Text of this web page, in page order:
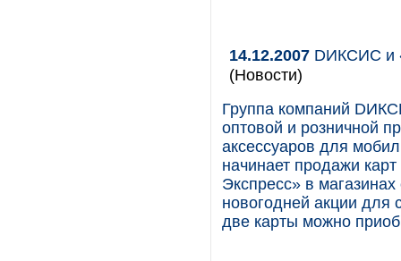
14.12.2007 DИКСИС и
(Новости)
Группа компаний
оптовой и розничной
аксессуаров для
начинает продажи
Экспресс» в
новогодней акции для
две карты можно